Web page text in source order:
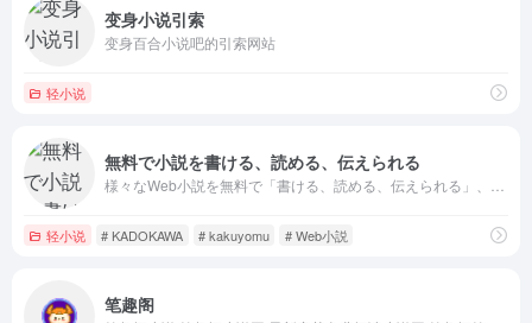
变身小说引索
变身百合小说吧的引索网站
轻小说
無料で小説を書ける、読める、伝えられる
轻小说 # KADOKAWA # kakuyomu # Web小説
笔趣阁